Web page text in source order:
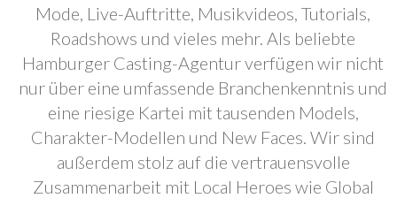
Mode, Live-Auftritte, Musikvideos, Tutorials,
Roadshows und vieles mehr. Als beliebte
Hamburger Casting-Agentur verfügen wir nicht
nur über eine umfassende Branchenkenntnis und
eine riesige Kartei mit tausenden Models,
Charakter-Modellen und New Faces. Wir sind
außerdem stolz auf die vertrauensvolle
Zusammenarbeit mit Local Heroes wie Global